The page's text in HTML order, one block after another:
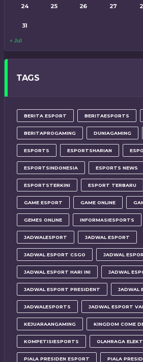
24 25 26 27
31
« Jul
TAGS
BERITA ESPORT BERITAESPORTS
BERITAPROGAMING DUNIAGAMING
ESPORTS ESPORTSHARIAN
ESPORTSINDONESIA ESPORTS NEWS
ESPORTSTERKINI ESPORT TERBARU
GAME ESPORT GAME ONLINE
GEMES ONLINE INFORMASIESPORTS
JADWALESPORT JADWAL ESPORT
JADWAL ESPORT CSGO JADWAL
JADWAL ESPORT HARI INI JADWAL
JADWAL ESPORT PRESIDENT JADWAL
JADWALESPORTS JADWAL ESPORT
KEJUARAANGAMING KINGDOM COME
KOMPETISIESPORTS OLAHRAGA
PIALA PRESIDEN ESPORT PIALA